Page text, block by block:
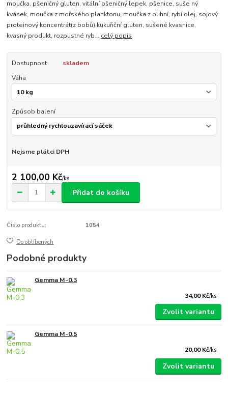
moučka, pšeničný gluten, vitální pšeničný lepek, pšenice, suše ný
kvásek, moučka z mořského planktonu, moučka z olihní, rybí olej, sojový
proteinový koncentrát(z bobů),kukuřiční gluten, sušené kvasnice,
kvasný produkt, rozpustné ryb... celý popis
Dostupnost
skladem
Váha
Způsob balení
Nejsme plátci DPH
2 100,00 Kč/ks
Přidat do košíku
Číslo produktu: 1054
Do oblíbených
Podobné produkty
Gemma M-0,3
34,00 Kč/ks
Zvolit variantu
Gemma M-0,5
20,00 Kč/ks
Zvolit variantu